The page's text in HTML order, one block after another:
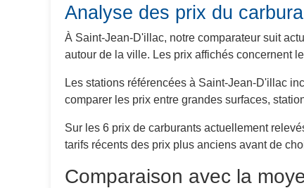
Analyse des prix du
À Saint-Jean-D'illac, notre comparateur suit
autour de la ville. Les prix affichés concernent
Les stations référencées à Saint-Jean-D'illac
comparer les prix entre grandes surfaces,
Sur les 6 prix de carburants actuellement
tarifs récents des prix plus anciens avant de
Comparaison avec la